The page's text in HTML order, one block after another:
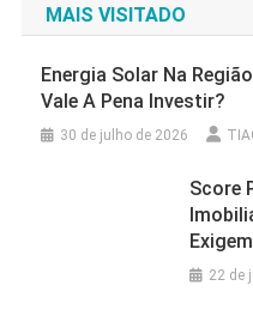
MAIS VISITADO
Energia Solar Na
Vale A Pena Investir?
30 de julho de 2026
Score
Exigem
22 de